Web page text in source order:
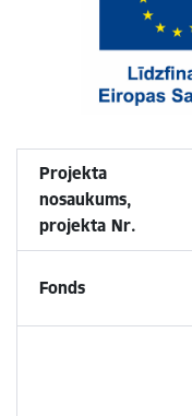
Projekta
nosaukums,
projekta Nr.
Fonds